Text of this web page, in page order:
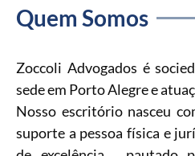
Quem Somos
Zoccoli Advogados é
sede em Porto Alegre e
Nosso escritório nasceu
suporte a pessoa física e